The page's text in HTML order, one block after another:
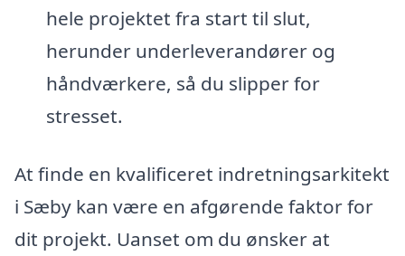
hele projektet fra start til slut,
herunder underleverandører og
håndværkere, så du slipper for
stresset.
At finde en kvalificeret indretningsarkitekt
i Sæby kan være en afgørende faktor for
dit projekt. Uanset om du ønsker at